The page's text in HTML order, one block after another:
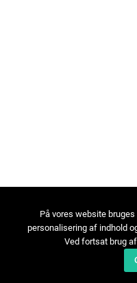
På vores website
personalisering af indhold
Ved fortsat brug